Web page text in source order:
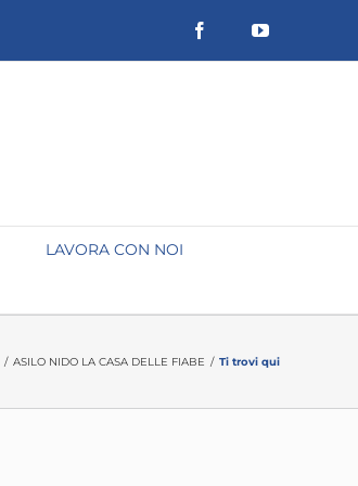
FacebookYouTube
LAVORA CON NOI
/ ASILO NIDO LA CASA DELLE FIABE / Ti trovi qui